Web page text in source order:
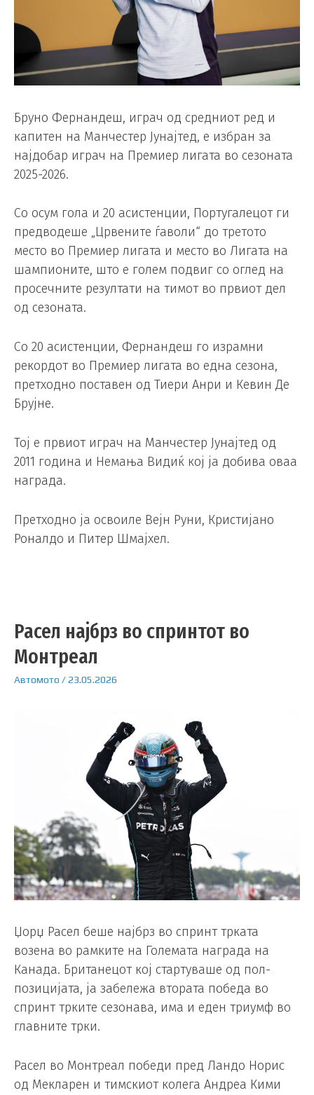
Бруно Фернандеш, играч од средниот ред и
капитен на Манчестер Јунајтед, е избран за
најдобар играч на Премиер лигата во сезоната
2025-2026.
Со осум гола и 20 асистенции, Португалецот ги
предводеше „Црвените ѓаволи“ до третото
место во Премиер лигата и место во Лигата на
шампионите, што е голем подвиг со оглед на
просечните резултати на тимот во првиот дел
од сезоната.
Со 20 асистенции, Фернандеш го израмни
рекордот во Премиер лигата во една сезона,
претходно поставен од Тиери Анри и Кевин Де
Брујне.
Тој е првиот играч на Манчестер Јунајтед од
2011 година и Немања Видиќ кој ја добива оваа
награда.
Претходно ја освоиле Вејн Руни, Кристијано
Роналдо и Питер Шмајхел.
Расел најбрз во спринтот во
Монтреал
Автомото /23.05.2026
Џорџ Расел беше најбрз во спринт трката
возена во рамките на Големата награда на
Канада. Британецот кој стартуваше од пол-
позицијата, ја забележа втората победа во
спринт трките сезонава, има и еден триумф во
главните трки.
Расел во Монтреал победи пред Ландо Норис
од Мекларен и тимскиот колега Андреа Кими